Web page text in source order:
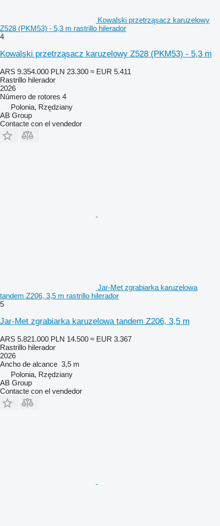
Kowalski przetrząsacz karuzelowy
Z528 (PKM53) - 5,3 m rastrillo hilerador
4
Kowalski przetrząsacz karuzelowy Z528 (PKM53) - 5,3 m
ARS 9.354.000 PLN 23.300 ≈ EUR 5.411
Rastrillo hilerador
2026
Número de rotores 4
Polonia, Rzędziany
AB Group
Contacte con el vendedor
Jar-Met zgrabiarka karuzelowa
tandem Z206, 3,5 m rastrillo hilerador
5
Jar-Met zgrabiarka karuzelowa tandem Z206, 3,5 m
ARS 5.821.000 PLN 14.500 ≈ EUR 3.367
Rastrillo hilerador
2026
Ancho de alcance 3,5 m
Polonia, Rzędziany
AB Group
Contacte con el vendedor